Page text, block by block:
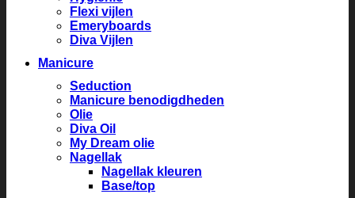
Flexi vijlen
Emeryboards
Diva Vijlen
Manicure
Seduction
Manicure benodigdheden
Olie
Diva Oil
My Dream olie
Nagellak
Nagellak kleuren
Base/top